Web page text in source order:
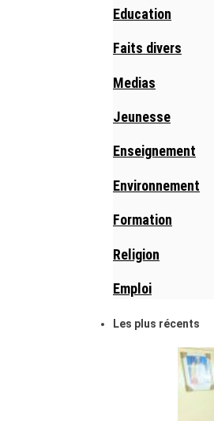
Education
Faits divers
Medias
Jeunesse
Enseignement
Environnement
Formation
Religion
Emploi
Les plus récents